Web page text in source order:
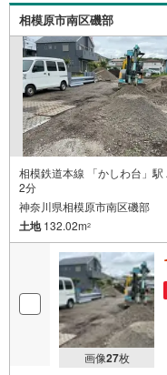
相模原市南区磯部
相模鉄道本線 「かしわ台」
2分
神奈川県相模原市南区磯部
土地132.02m2
画像27枚